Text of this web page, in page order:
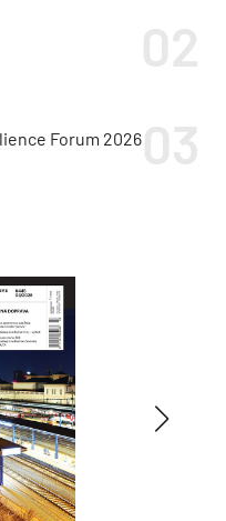
Forum 2026